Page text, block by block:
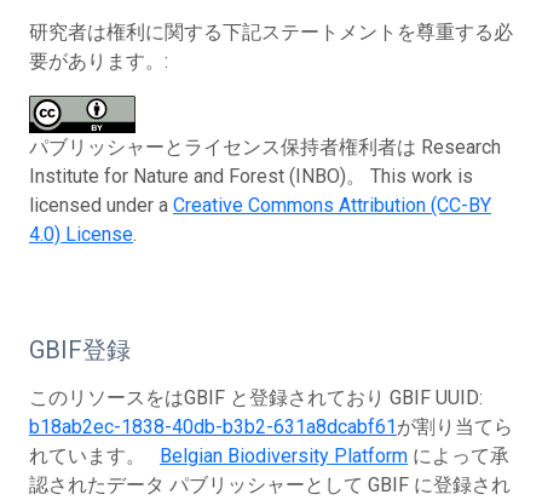
研究者は権利に関する下記ステートメントを尊重する必
要があります。:
パブリッシャーとライセンス保持者権利者は Research
Institute for Nature and Forest (INBO)。 This work is
licensed under a Creative Commons Attribution (CC-BY
4.0) License.
GBIF登録
このリソースをはGBIF と登録されており GBIF UUID:
b18ab2ec-1838-40db-b3b2-631a8dcabf61が割り当てら
れています。 Belgian Biodiversity Platform によって承
認されたデータ パブリッシャーとして GBIF に登録され